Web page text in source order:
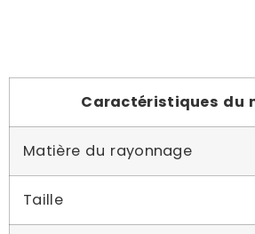
Caractéristiques du
Matière du rayonnage
Taille